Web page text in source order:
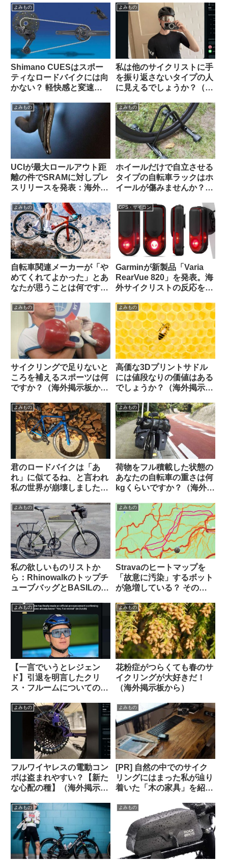
よみもの
Shimano CUESはスポー
ティなロードバイクには向
かない？ 軽快感と変速の
（海外掲示板から）
よみもの
私は他のサイクリストに手
を振り返さないタイプの人
に見えるでしょうか？（海
よみもの
UCIが最大ロールアウト距
離の件でSRAMに対しプレ
スリリースを発表：海外サ
よみもの
ホイールだけで自立させる
タイプの自転車ラックはホ
イールが傷みませんか？
から）Felgenkiller
よみもの
自転車関連メーカーが「や
めてくれてよかった」とあ
なたが思うことは何ですか
GPS・サイコン
Garminが新製品「Varia
RearVue 820」を発表。海
外サイクリストの反応を観
よみもの
サイクリングで足りないと
ころを補えるスポーツは何
ですか？（海外掲示板か
よみもの
高価な3Dプリントサドル
には値段なりの価値はある
でしょうか？（海外掲示板
よみもの
君のロードバイクは「あ
れ」に似てるね、と言われ
私の世界が崩壊しました
よみもの
荷物をフル積載した状態の
あなたの自転車の重さは何
kgくらいですか？（海外掲
よみもの
私の欲しいものリストか
ら：Rhinowalkのトップチ
ューブバッグとBASILのポ
ア
よみもの
Stravaのヒートマップを
「故意に汚染」するボット
が急増している？ その背
板から）
よみもの
【一言でいうとレジェン
ド】引退を明言したクリ
ス・フルームについての海
る
よみもの
花粉症がつらくても春のサ
イクリングが大好きだ！
（海外掲示板から）
よみもの
フルワイヤレスの電動コン
ポは盗まれやすい？【新た
な心配の種】（海外掲示板
よみもの
[PR] 自然の中でのサイク
リングにはまった私が辿り
着いた「木の家具」を紹介
特典あり】
よみもの よみもの